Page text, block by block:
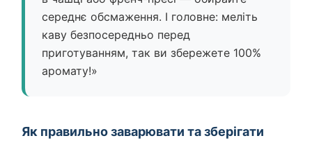
середнє обсмаження. І головне: меліть
каву безпосередньо перед
приготуванням, так ви збережете 100%
аромату!»
Як правильно заварювати та зберігати